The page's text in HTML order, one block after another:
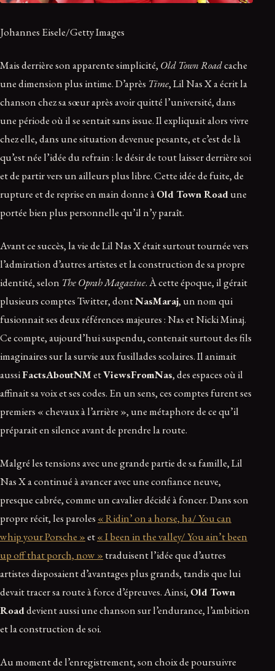
Johannes Eisele/Getty Images
Mais derrière son apparente simplicité, Old Town Roadcache
une dimension plus intime. D’après Time, Lil Nas X a écrit la
chanson chez sa sœur après avoir quitté l’université, dans
une période où il se sentait sans issue. Il expliquait alors vivre
chez elle, dans une situation devenue pesante, et c’est de là
qu’est née l’idée du refrain : le désir de tout laisser derrière soi
et de partir vers un ailleurs plus libre. Cette idée de fuite, de
rupture et de reprise en main donne àOld Town Roadune
portée bien plus personnelle qu’il n’y paraît.
Avant ce succès, la vie de Lil Nas X était surtout tournée vers
l’admiration d’autres artistes et la construction de sa propre
identité, selon The Oprah Magazine. À cette époque, il gérait
plusieurs comptes Twitter, dontNasMaraj, un nom qui
fusionnait ses deux références majeures : Nas et Nicki Minaj.
Ce compte, aujourd’hui suspendu, contenait surtout des fils
imaginaires sur la survie aux fusillades scolaires. Il animait
aussiFactsAboutNMetViewsFromNas, des espaces où il
affinait sa voix et ses codes. En un sens, ces comptes furent ses
premiers « chevaux à l’arrière », une métaphore de ce qu’il
préparait en silence avant de prendre la route.
Malgré les tensions avec une grande partie de sa famille, Lil
Nas X a continué à avancer avec une confiance neuve,
presque cabrée, comme un cavalier décidé à foncer. Dans son
propre récit, les paroles « Ridin’ on a horse, ha/ You can
whip your Porsche »et« I been in the valley/ You ain’t been
up off that porch, now » traduisent l’idée que d’autres
artistes disposaient d’avantages plus grands, tandis que lui
devait tracer sa route à force d’épreuves. Ainsi, Old Town
Roaddevient aussi une chanson sur l’endurance, l’ambition
et la construction de soi.
Au moment de l’enregistrement, son choix de poursuivre